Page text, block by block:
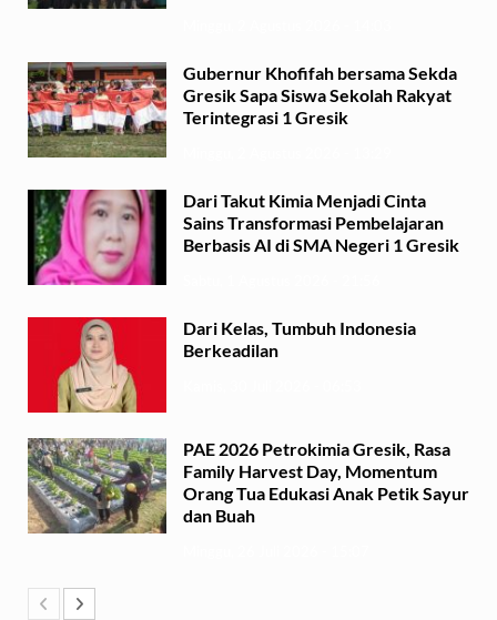
Gubernur Khofifah bersama Sekda
Gresik Sapa Siswa Sekolah Rakyat
Terintegrasi 1 Gresik
Dari Takut Kimia Menjadi Cinta
Sains Transformasi Pembelajaran
Berbasis AI di SMA Negeri 1 Gresik
Dari Kelas, Tumbuh Indonesia
Berkeadilan
PAE 2026 Petrokimia Gresik, Rasa
Family Harvest Day, Momentum
Orang Tua Edukasi Anak Petik Sayur
dan Buah